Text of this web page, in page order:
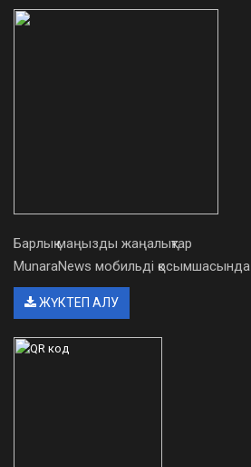
Барлық маңызды жаңалықтар
MunaraNews мобильді қосымшасында
ЖҮКТЕП АЛУ